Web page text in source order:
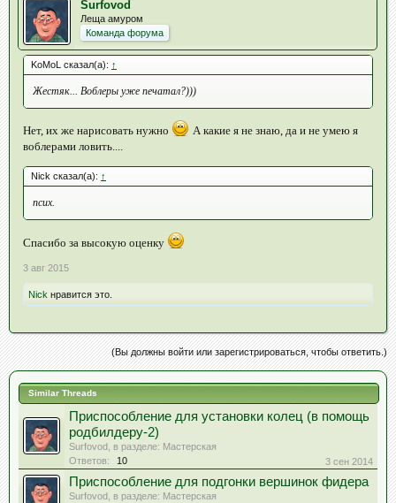
Surfovod
Леща амуром
Команда форума
KoMoL сказал(а): ↑
Жестяк... Воблеры уже печатал?)))
Нет, их же нарисовать нужно
А какие я не знаю, да и не умею я
воблерами ловить....
Nick сказал(а): ↑
псих.
Спасибо за высокую оценку
3 авг 2015
Nick нравится это.
(Вы должны войти или зарегистрироваться, чтобы ответить.)
Similar Threads
Приспособление для установки колец (в помощь
родбилдеру-2)
Surfovod , в разделе: Мастерская
Ответов:
10 3 сен 2014
Приспособление для подгонки вершинок фидера
Surfovod , в разделе: Мастерская